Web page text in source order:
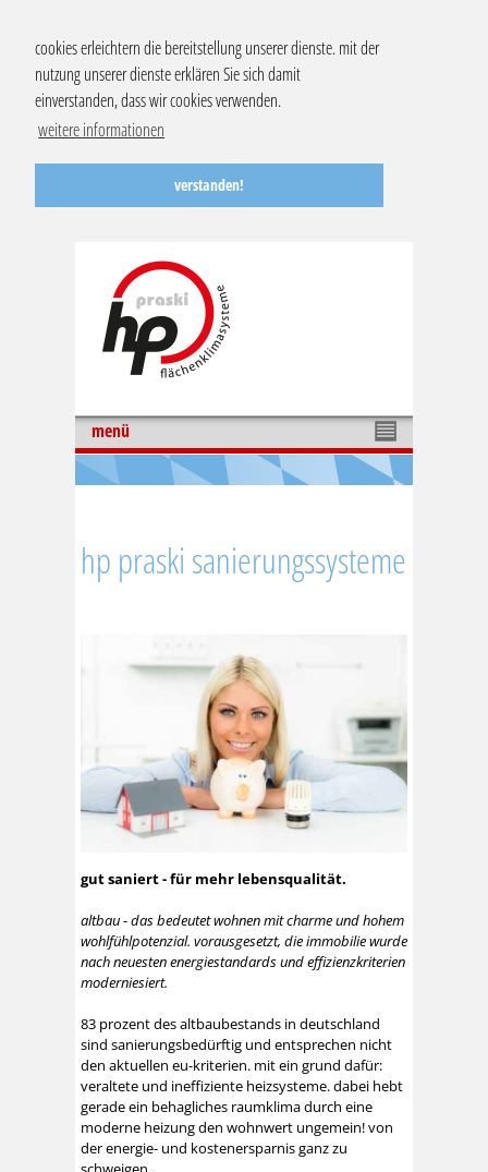
cookies erleichtern die bereitstellung unserer dienste. mit der
nutzung unserer dienste erklären Sie sich damit
einverstanden, dass wir cookies verwenden.
weitere informationen
verstanden!
menü
hp praski sanierungssysteme
gut saniert - für mehr lebensqualität.
altbau - das bedeutet wohnen mit charme und hohem
wohlfühlpotenzial. vorausgesetzt, die immobilie wurde
nach neuesten energiestandards und effizienzkriterien
moderniesiert.
83 prozent des altbaubestands in deutschland
sind sanierungsbedürftig und entsprechen nicht
den aktuellen eu-kriterien. mit ein grund dafür:
veraltete und ineffiziente heizsysteme. dabei hebt
gerade ein behagliches raumklima durch eine
moderne heizung den wohnwert ungemein! von
der energie- und kostenersparnis ganz zu